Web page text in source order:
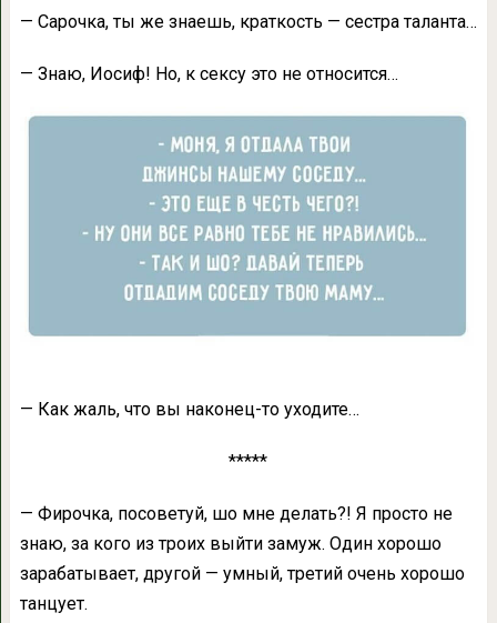
— Сарочка, ты же знаешь, краткость — сестра таланта…
— Знаю, Иосиф! Но, к сексу это не относится…
— Как жаль, что вы наконец-то уходите…
*****
— Фирочка, посоветуй, шо мне делать?! Я просто не
знаю, за кого из троих выйти замуж. Один хорошо
зарабатывает, другой — умный, третий очень хорошо
танцует.